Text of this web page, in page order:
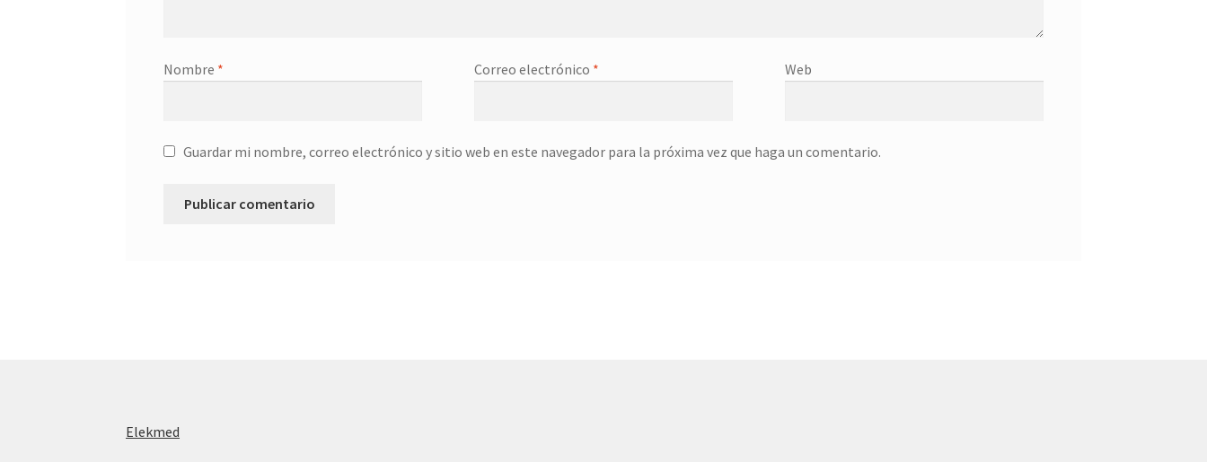
Nombre * Correo electrónico * Web
Guardar mi nombre, correo electrónico y sitio web en este navegador para la próxima vez que haga un comentario.
Elekmed